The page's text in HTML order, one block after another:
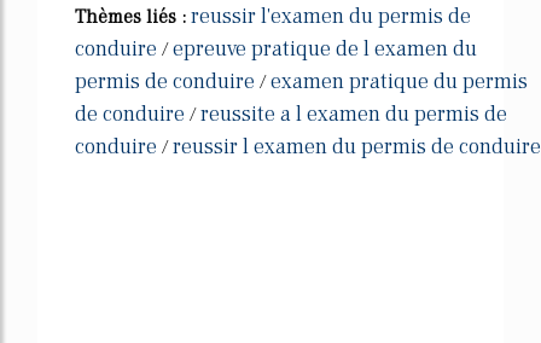
Thèmes liés : reussir l'examen du permis de
conduire /epreuve pratique de l examen du
permis de conduire /examen pratique du permis
de conduire /reussite a l examen du permis de
conduire /reussir l examen du permis de conduire